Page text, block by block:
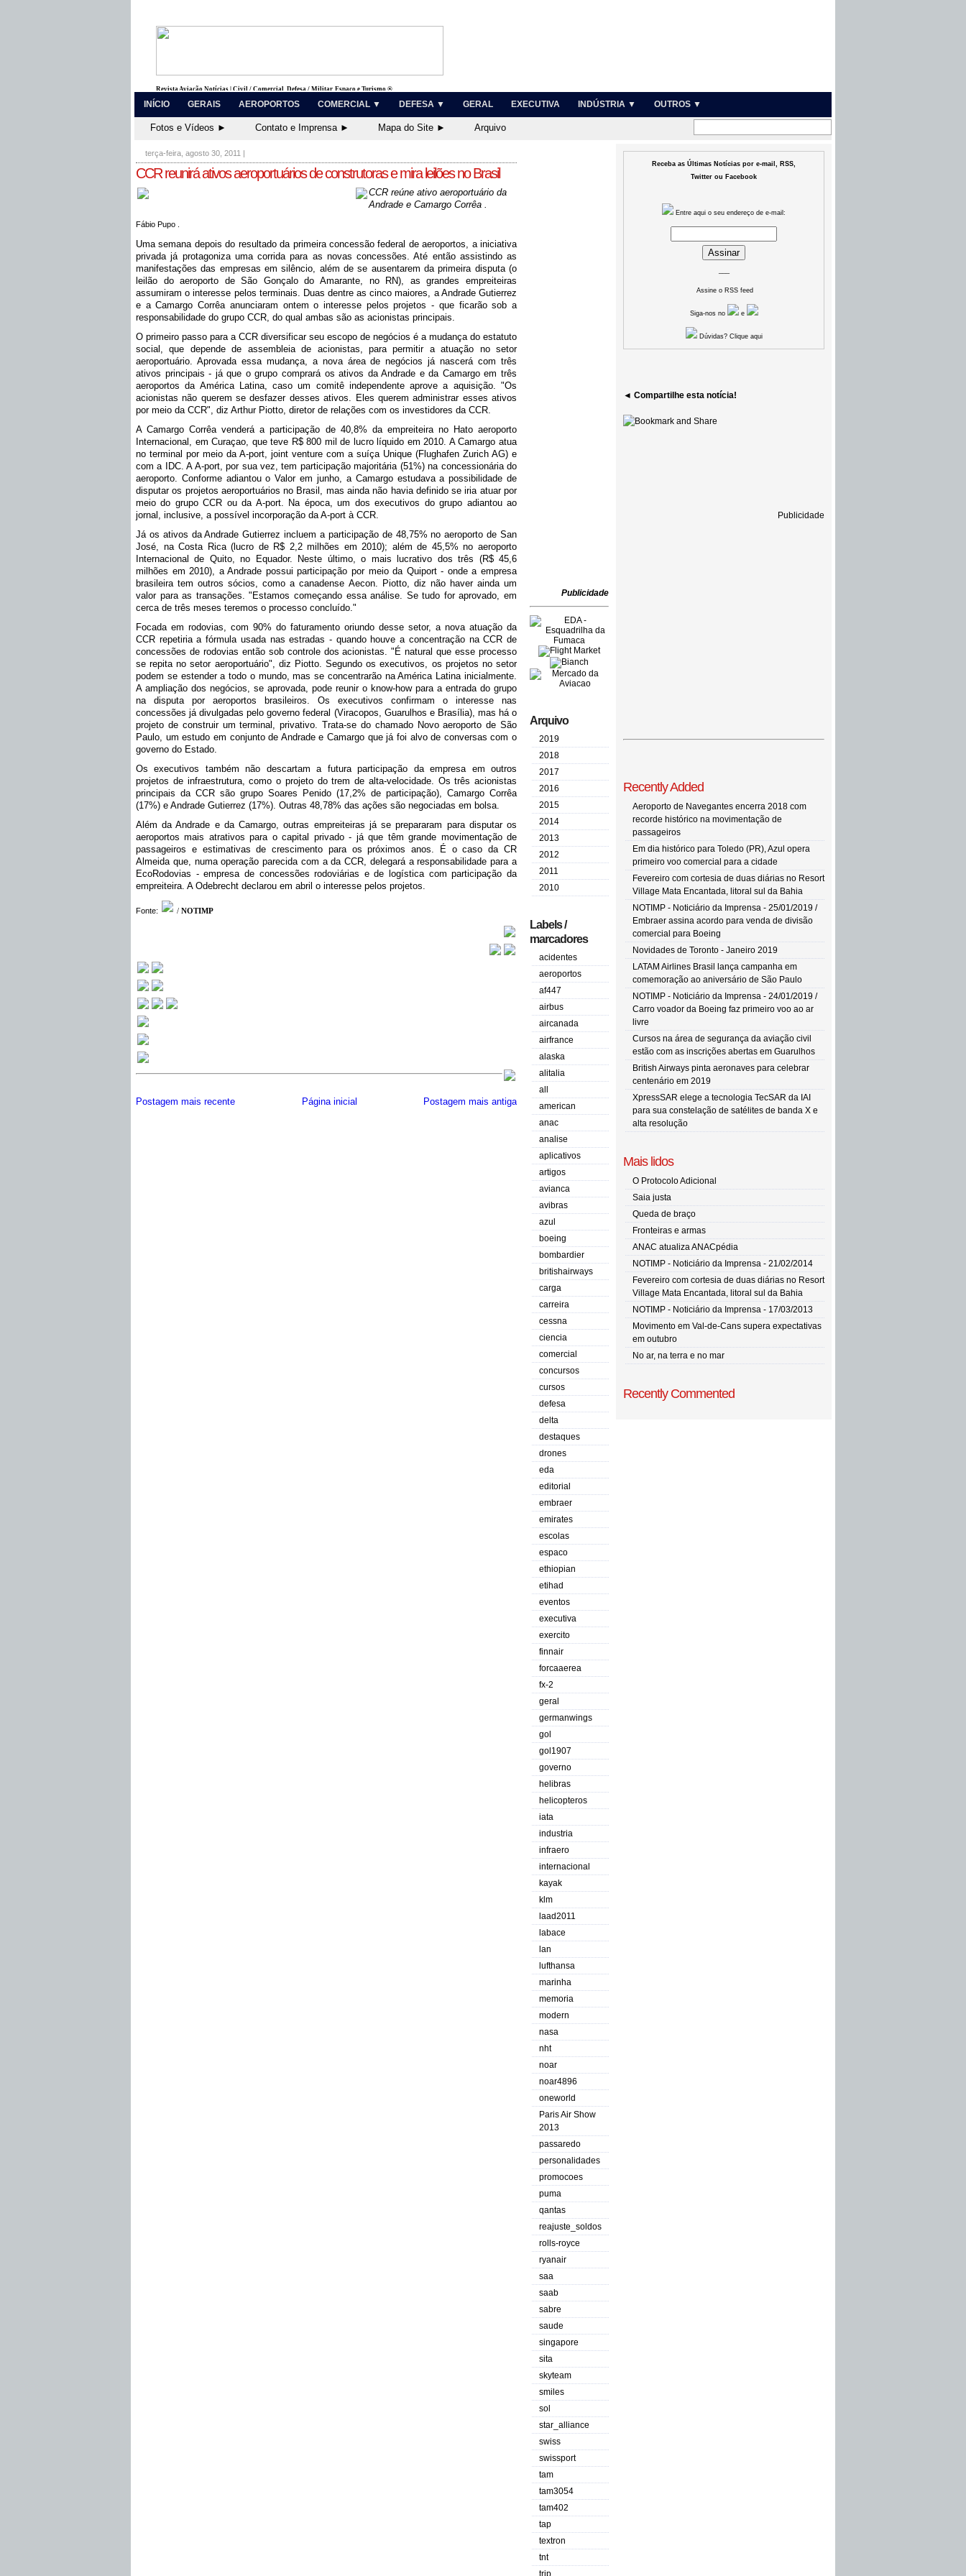
Revista Aviação Notícias | Civil / Comercial, Defesa / Militar, Espaço e Turismo ®
INÍCIO GERAIS AEROPORTOS COMERCIAL ▼ DEFESA ▼ GERAL EXECUTIVA INDÚSTRIA ▼ OUTROS ▼
Fotos e Vídeos ► Contato e Imprensa ► Mapa do Site ► Arquivo
terça-feira, agosto 30, 2011 |
CCR reunirá ativos aeroportuários de construtoras e mira leilões no Brasil
CCR reúne ativo aeroportuário da
Andrade e Camargo Corrêa .
Fábio Pupo .
Uma semana depois do resultado da primeira concessão federal de aeroportos, a iniciativa
privada já protagoniza uma corrida para as novas concessões. Até então assistindo as
manifestações das empresas em silêncio, além de se ausentarem da primeira disputa (o
leilão do aeroporto de São Gonçalo do Amarante, no RN), as grandes empreiteiras
assumiram o interesse pelos terminais. Duas dentre as cinco maiores, a Andrade Gutierrez
e a Camargo Corrêa anunciaram ontem o interesse pelos projetos - que ficarão sob a
responsabilidade do grupo CCR, do qual ambas são as acionistas principais.
O primeiro passo para a CCR diversificar seu escopo de negócios é a mudança do estatuto
social, que depende de assembleia de acionistas, para permitir a atuação no setor
aeroportuário. Aprovada essa mudança, a nova área de negócios já nascerá com três
ativos principais - já que o grupo comprará os ativos da Andrade e da Camargo em três
aeroportos da América Latina, caso um comitê independente aprove a aquisição. "Os
acionistas não querem se desfazer desses ativos. Eles querem administrar esses ativos
por meio da CCR", diz Arthur Piotto, diretor de relações com os investidores da CCR.
A Camargo Corrêa venderá a participação de 40,8% da empreiteira no Hato aeroporto
Internacional, em Curaçao, que teve R$ 800 mil de lucro líquido em 2010. A Camargo atua
no terminal por meio da A-port, joint venture com a suíça Unique (Flughafen Zurich AG) e
com a IDC. A A-port, por sua vez, tem participação majoritária (51%) na concessionária do
aeroporto. Conforme adiantou o Valor em junho, a Camargo estudava a possibilidade de
disputar os projetos aeroportuários no Brasil, mas ainda não havia definido se iria atuar por
meio do grupo CCR ou da A-port. Na época, um dos executivos do grupo adiantou ao
jornal, inclusive, a possível incorporação da A-port à CCR.
Já os ativos da Andrade Gutierrez incluem a participação de 48,75% no aeroporto de San
José, na Costa Rica (lucro de R$ 2,2 milhões em 2010); além de 45,5% no aeroporto
Internacional de Quito, no Equador. Neste último, o mais lucrativo dos três (R$ 45,6
milhões em 2010), a Andrade possui participação por meio da Quiport - onde a empresa
brasileira tem outros sócios, como a canadense Aecon. Piotto, diz não haver ainda um
valor para as transações. "Estamos começando essa análise. Se tudo for aprovado, em
cerca de três meses teremos o processo concluído."
Focada em rodovias, com 90% do faturamento oriundo desse setor, a nova atuação da
CCR repetiria a fórmula usada nas estradas - quando houve a concentração na CCR de
concessões de rodovias então sob controle dos acionistas. "É natural que esse processo
se repita no setor aeroportuário", diz Piotto. Segundo os executivos, os projetos no setor
podem se estender a todo o mundo, mas se concentrarão na América Latina inicialmente.
A ampliação dos negócios, se aprovada, pode reunir o know-how para a entrada do grupo
na disputa por aeroportos brasileiros. Os executivos confirmam o interesse nas
concessões já divulgadas pelo governo federal (Viracopos, Guarulhos e Brasília), mas há o
projeto de construir um terminal, privativo. Trata-se do chamado Novo aeroporto de São
Paulo, um estudo em conjunto de Andrade e Camargo que já foi alvo de conversas com o
governo do Estado.
Os executivos também não descartam a futura participação da empresa em outros
projetos de infraestrutura, como o projeto do trem de alta-velocidade. Os três acionistas
principais da CCR são grupo Soares Penido (17,2% de participação), Camargo Corrêa
(17%) e Andrade Gutierrez (17%). Outras 48,78% das ações são negociadas em bolsa.
Além da Andrade e da Camargo, outras empreiteiras já se prepararam para disputar os
aeroportos mais atrativos para o capital privado - já que têm grande movimentação de
passageiros e estimativas de crescimento para os próximos anos. É o caso da CR
Almeida que, numa operação parecida com a da CCR, delegará a responsabilidade para a
EcoRodovias - empresa de concessões rodoviárias e de logística com participação da
empreiteira. A Odebrecht declarou em abril o interesse pelos projetos.
Fonte: / NOTIMP
Postagem mais recente Postagem mais antiga
Página inicial
Publicidade
Arquivo
2019
2018
2017
2016
2015
2014
2013
2012
2011
2010
Labels /
marcadores
acidentes
aeroportos
af447
airbus
aircanada
airfrance
alaska
alitalia
all
american
anac
analise
aplicativos
artigos
avianca
avibras
azul
boeing
bombardier
britishairways
carga
carreira
cessna
ciencia
comercial
concursos
cursos
defesa
delta
destaques
drones
eda
editorial
embraer
emirates
escolas
espaco
ethiopian
etihad
eventos
executiva
exercito
finnair
forcaaerea
fx-2
geral
germanwings
gol
gol1907
governo
helibras
helicopteros
iata
industria
infraero
internacional
kayak
klm
laad2011
labace
lan
lufthansa
marinha
memoria
modern
nasa
nht
noar
noar4896
oneworld
Paris Air Show
2013
passaredo
personalidades
promocoes
puma
qantas
reajuste_soldos
rolls-royce
ryanair
saa
saab
sabre
saude
singapore
sita
skyteam
smiles
sol
star_alliance
swiss
swissport
tam
tam3054
tam402
tap
textron
tnt
trip
Receba as Últimas Notícias por e-mail, RSS,
Twitter ou Facebook
Entre aqui o seu endereço de e-mail:
Assine o RSS feed
Siga-nos no e
Dúvidas? Clique aqui
◄ Compartilhe esta notícia!
Publicidade
Recently Added
Aeroporto de Navegantes encerra 2018 com
recorde histórico na movimentação de
passageiros
Em dia histórico para Toledo (PR), Azul opera
primeiro voo comercial para a cidade
Fevereiro com cortesia de duas diárias no Resort
Village Mata Encantada, litoral sul da Bahia
NOTIMP - Noticiário da Imprensa - 25/01/2019 /
Embraer assina acordo para venda de divisão
comercial para Boeing
Novidades de Toronto - Janeiro 2019
LATAM Airlines Brasil lança campanha em
comemoração ao aniversário de São Paulo
NOTIMP - Noticiário da Imprensa - 24/01/2019 /
Carro voador da Boeing faz primeiro voo ao ar
livre
Cursos na área de segurança da aviação civil
estão com as inscrições abertas em Guarulhos
British Airways pinta aeronaves para celebrar
centenário em 2019
XpressSAR elege a tecnologia TecSAR da IAI
para sua constelação de satélites de banda X e
alta resolução
Mais lidos
O Protocolo Adicional
Saia justa
Queda de braço
Fronteiras e armas
ANAC atualiza ANACpédia
NOTIMP - Noticiário da Imprensa - 21/02/2014
Fevereiro com cortesia de duas diárias no Resort
Village Mata Encantada, litoral sul da Bahia
NOTIMP - Noticiário da Imprensa - 17/03/2013
Movimento em Val-de-Cans supera expectativas
em outubro
No ar, na terra e no mar
Recently Commented